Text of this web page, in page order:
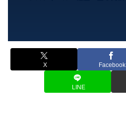
X Facebook
LINE